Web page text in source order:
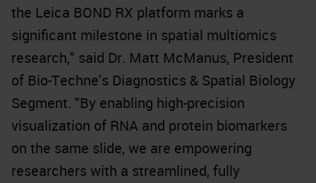
the Leica BOND RX platform marks a
significant milestone in spatial multiomics
research," said Dr. Matt McManus, President
of Bio-Techne's Diagnostics & Spatial Biology
Segment. "By enabling high-precision
visualization of RNA and protein biomarkers
on the same slide, we are empowering
researchers with a streamlined, fully